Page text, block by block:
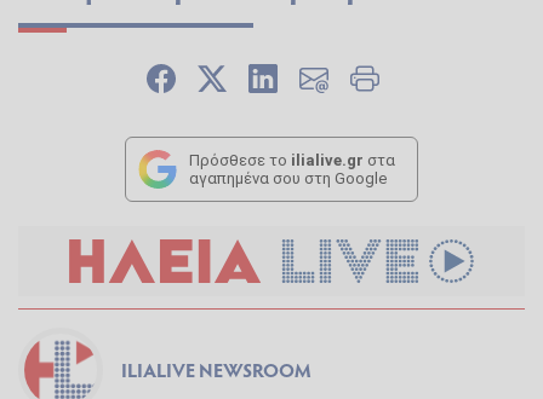
Πρόσθεσε το ilialive.gr στα
αγαπημένα σου στη Google
ILIALIVE NEWSROOM